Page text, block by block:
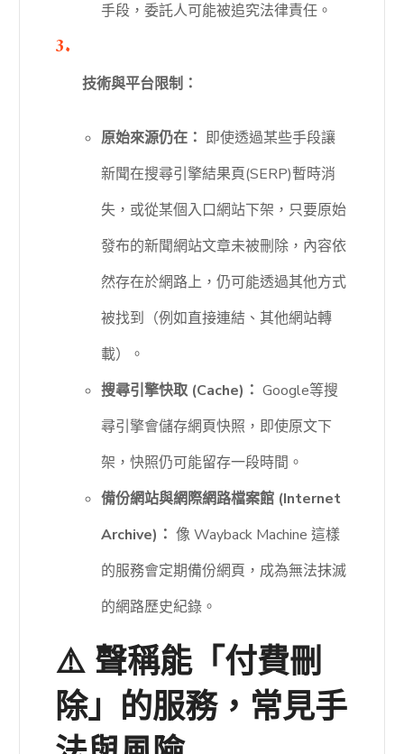
手段，委託人可能被追究法律責任。
技術與平台限制：
原始來源仍在： 即使透過某些手段讓
新聞在搜尋引擎結果頁(SERP)暫時消
失，或從某個入口網站下架，只要原始
發布的新聞網站文章未被刪除，內容依
然存在於網路上，仍可能透過其他方式
被找到（例如直接連結、其他網站轉
載）。
搜尋引擎快取 (Cache)： Google等搜
尋引擎會儲存網頁快照，即使原文下
架，快照仍可能留存一段時間。
備份網站與網際網路檔案館 (Internet
Archive)： 像 Wayback Machine 這樣
的服務會定期備份網頁，成為無法抹滅
的網路歷史紀錄。
⚠️ 聲稱能「付費刪
除」的服務，常見手